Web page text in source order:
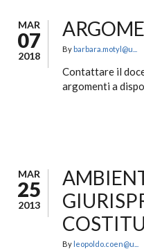
MAR
07
2018
By barbara.motyl@u...
Contattare il
argomenti a
MAR
25
2013
By leopoldo.coen@u...